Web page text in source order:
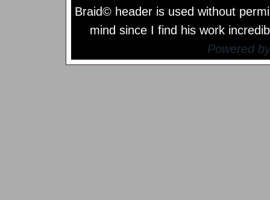
Braid© header is used without
mind since I find his work
Powered